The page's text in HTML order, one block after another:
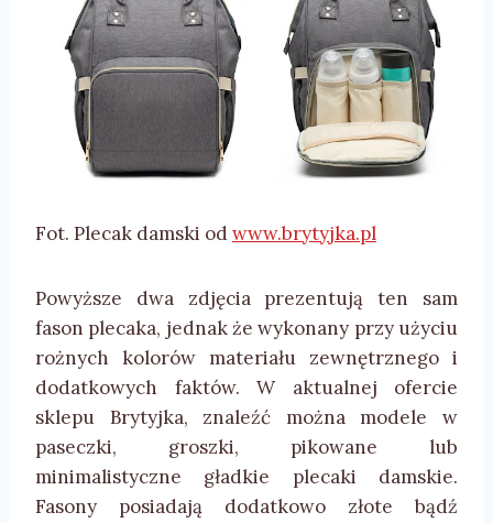
Fot. Plecak damski odwww.brytyjka.pl
Powyższe dwa zdjęcia prezentują ten sam
fason plecaka, jednak że wykonany przy użyciu
rożnych kolorów materiału zewnętrznego i
dodatkowych faktów. W aktualnej ofercie
sklepu Brytyjka, znaleźć można modele w
paseczki, groszki, pikowane lub
minimalistyczne gładkie plecaki damskie.
Fasony posiadają dodatkowo złote bądź